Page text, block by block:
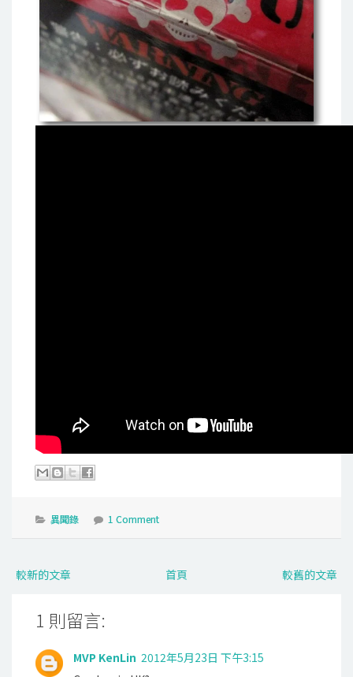
異聞錄 1 Comment
較新的文章 較舊的文章
首頁
1 則留言:
MVP KenLin 2012年5月23日 下午3:15